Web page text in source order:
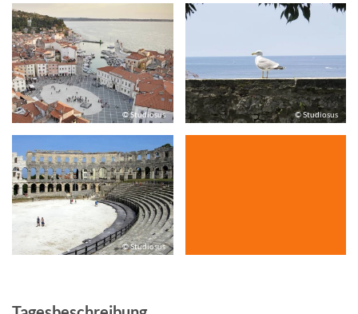
© Studiosus © Studiosus
© Studiosus